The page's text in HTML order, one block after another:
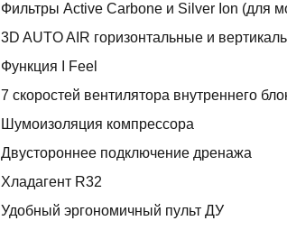
Фильтры Active Carbone и Silver Ion (для
3D AUTO AIR горизонтальные и
Функция I Feel
7 скоростей вентилятора внутреннего
Шумоизоляция компрессора
Двустороннее подключение дренажа
Хладагент R32
Удобный эргономичный пульт ДУ